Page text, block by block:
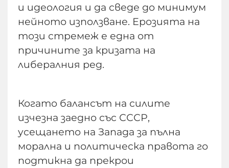
и идеология и да сведе до минимум
нейното използване. Ерозията на
този стремеж е една от
причините за кризата на
либералния ред.
Когато балансът на силите
изчезна заедно със СССР,
усещането на Запада за пълна
морална и политическа правота го
подтикна да прекрои